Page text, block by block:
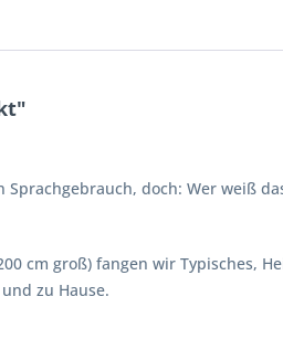
doch: Wer weiß
cm groß) fangen wir Typisches,
zu Hause.